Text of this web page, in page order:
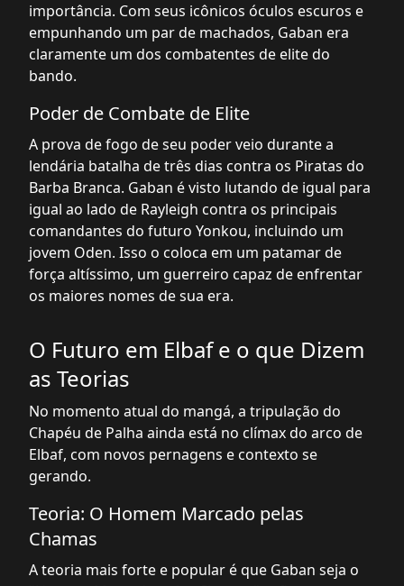
importância. Com seus icônicos óculos escuros e
empunhando um par de machados, Gaban era
claramente um dos combatentes de elite do
bando.
Poder de Combate de Elite
A prova de fogo de seu poder veio durante a
lendária batalha de três dias contra os Piratas do
Barba Branca. Gaban é visto lutando de igual para
igual ao lado de Rayleigh contra os principais
comandantes do futuro Yonkou, incluindo um
jovem Oden. Isso o coloca em um patamar de
força altíssimo, um guerreiro capaz de enfrentar
os maiores nomes de sua era.
O Futuro em Elbaf e o que Dizem
as Teorias
No momento atual do mangá, a tripulação do
Chapéu de Palha ainda está no clímax do arco de
Elbaf, com novos pernagens e contexto se
gerando.
Teoria: O Homem Marcado pelas
Chamas
A teoria mais forte e popular é que Gaban seja o